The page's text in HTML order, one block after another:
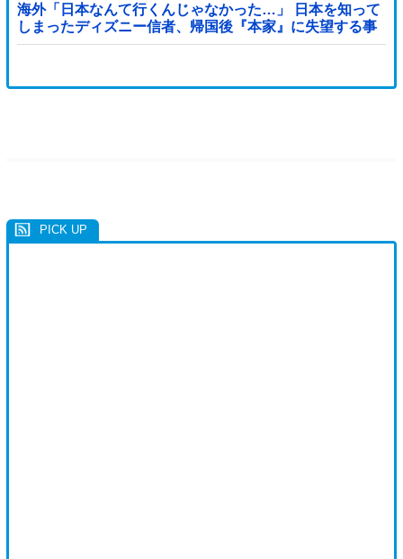
海外「日本なんて行くんじゃなかった…」 日本を知って
しまったディズニー信者、帰国後『本家』に失望する事
態に